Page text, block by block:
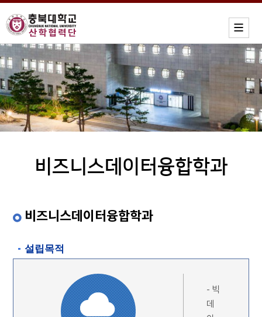
비즈니스데이터융합학과
비즈니스데이터융합학과
설립목적
- 빅
데